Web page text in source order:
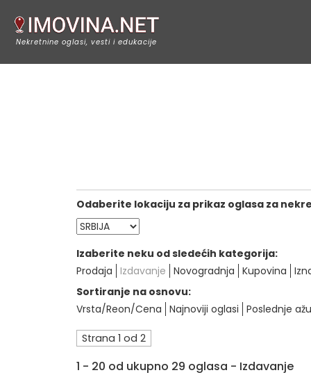
Odaberite lokaciju za prikaz oglasa za
Izaberite neku od sledećih kategorija:
Prodaja Izdavanje Novogradnja Kupovina
Sortiranje na osnovu:
Vrsta/Reon/Cena Najnoviji oglasi Poslednje
Strana 1 od 2
1 - 20 od ukupno 29 oglasa - Izdavanje
Nekretnine oglasi, vesti i edukacije